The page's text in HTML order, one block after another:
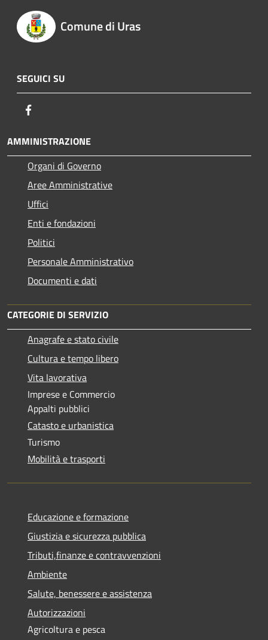
Comune di Uras
SEGUICI SU
AMMINISTRAZIONE
Organi di Governo
Aree Amministrative
Uffici
Enti e fondazioni
Politici
Personale Amministrativo
Documenti e dati
CATEGORIE DI SERVIZIO
Anagrafe e stato civile
Cultura e tempo libero
Vita lavorativa
Imprese e Commercio
Appalti pubblici
Catasto e urbanistica
Turismo
Mobilità e trasporti
Educazione e formazione
Giustizia e sicurezza pubblica
Tributi,finanze e contravvenzioni
Ambiente
Salute, benessere e assistenza
Autorizzazioni
Agricoltura e pesca